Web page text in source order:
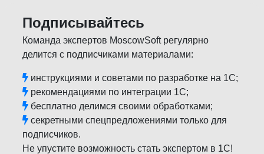
Подписывайтесь
Команда экспертов MoscowSoft регулярно
делится с подписчиками материалами:
инструкциями и советами по разработке на 1С;
рекомендациями по интеграции 1С;
бесплатно делимся своими обработками;
секретными спецпредложениями только для
подписчиков.
Не упустите возможность стать экспертом в 1С!